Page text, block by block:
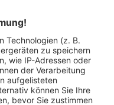
Sind Sie am Ende